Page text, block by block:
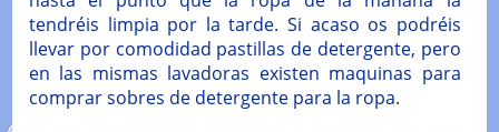
tendréis limpia por la tarde. Si acaso os podréis
llevar por comodidad pastillas de detergente, pero
en las mismas lavadoras existen maquinas para
comprar sobres de detergente para la ropa.